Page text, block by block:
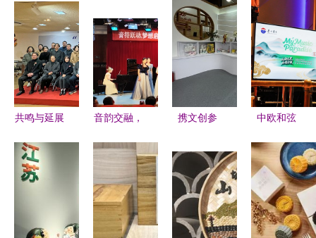
共鸣与延展
流展再续艺
术对话新篇
音韵交融，
——音乐系
艺术实践周
暨文化艺术
交流活动纪
携文创参
美学 江苏
省美术馆在
苏州创博会
践行“艺术
中欧和弦
与西方乐章
深情相拥